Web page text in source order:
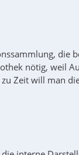
die
nötig, weil
Zeit will man